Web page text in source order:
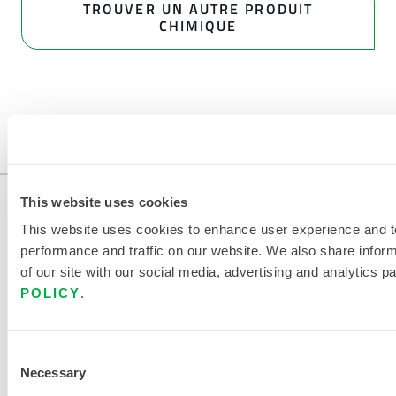
This website uses cookies
This website uses cookies to enhance user experience and
performance and traffic on our website. We also share
of our site with our social media, advertising and analytics
POLICY.
Selection
Necessary
TROUVER UN AUTRE PRODUIT
CHIMIQUE